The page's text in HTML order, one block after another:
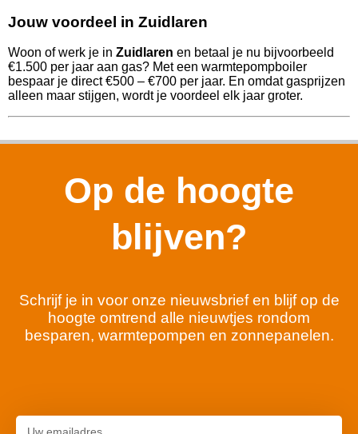
Jouw voordeel in Zuidlaren
Woon of werk je in Zuidlaren en betaal je nu bijvoorbeeld
€1.500 per jaar aan gas? Met een warmtepompboiler
bespaar je direct €500 – €700 per jaar. En omdat gasprijzen
alleen maar stijgen, wordt je voordeel elk jaar groter.
Op de hoogte
blijven?
Schrijf je in voor onze nieuwsbrief en blijf op de
hoogte omtrend alle nieuwtjes rondom
besparen, warmtepompen en zonnepanelen.